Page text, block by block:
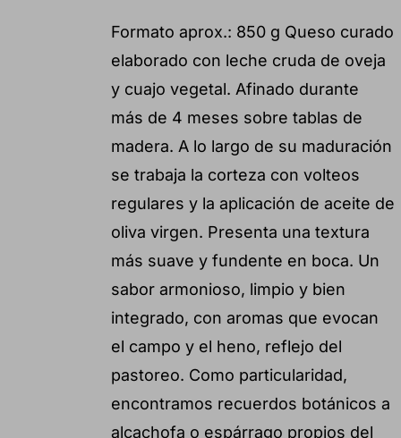
Formato aprox.: 850 g Queso curado
elaborado con leche cruda de oveja
y cuajo vegetal. Afinado durante
más de 4 meses sobre tablas de
madera. A lo largo de su maduración
se trabaja la corteza con volteos
regulares y la aplicación de aceite de
oliva virgen. Presenta una textura
más suave y fundente en boca. Un
sabor armonioso, limpio y bien
integrado, con aromas que evocan
el campo y el heno, reflejo del
pastoreo. Como particularidad,
encontramos recuerdos botánicos a
alcachofa o espárrago propios del